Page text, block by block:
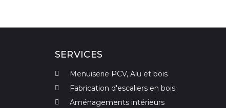
SERVICES
Menuiserie PCV, Alu et bois
Fabrication d'escaliers en bois
Aménagements intérieurs